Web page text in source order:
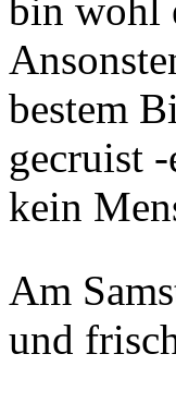
bin wohl
bestem
gecruist
kein
Am
und